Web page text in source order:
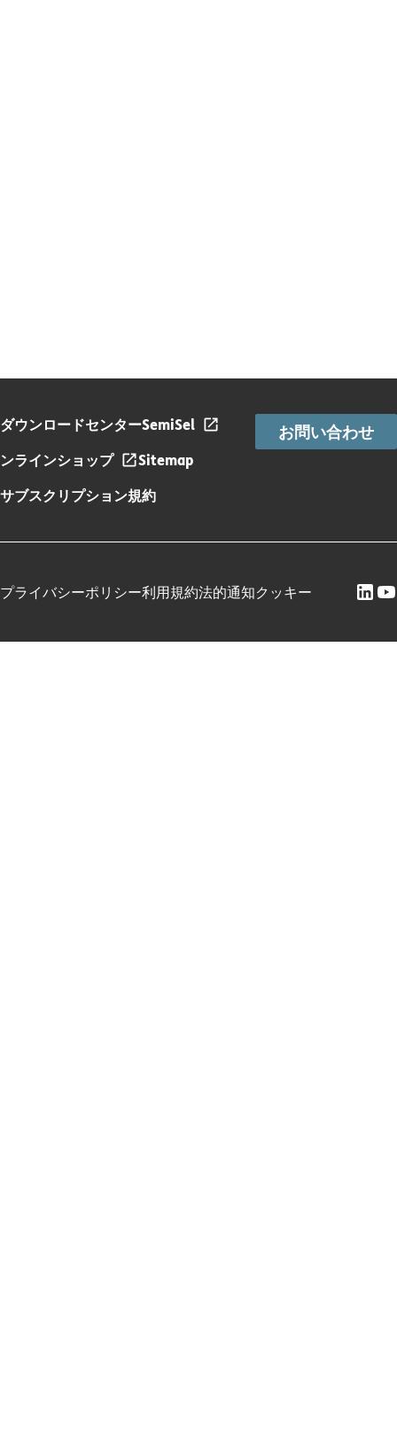
ダウンロードセンターSemiSel
ンラインショップ
Sitemap
サブスクリプション規約
お問い合わせ
プライバシーポリシー利用規約法的通知クッキー